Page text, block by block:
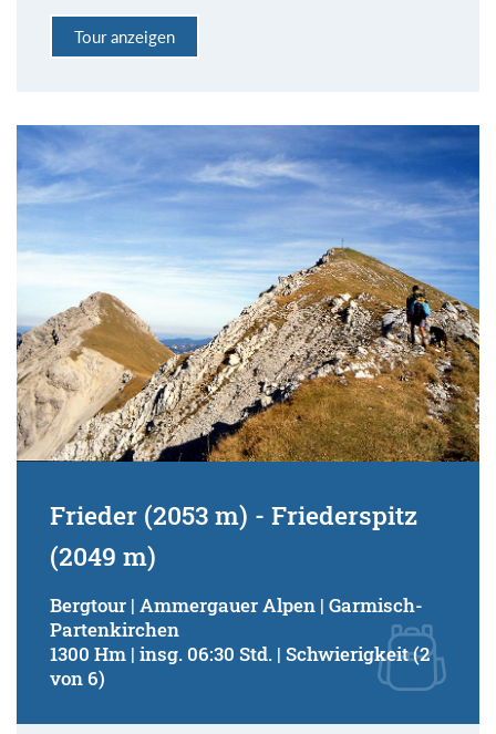
Tour anzeigen
Frieder (2053 m) - Friederspitz
(2049 m)
Bergtour | Ammergauer Alpen | Garmisch-
Partenkirchen
1300 Hm | insg. 06:30 Std. | Schwierigkeit (2
von 6)